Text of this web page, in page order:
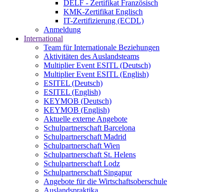
DELF - Zertifikat Französisch
KMK-Zertifikat Englisch
IT-Zertifizierung (ECDL)
Anmeldung
International
Team für Internationale Beziehungen
Aktivitäten des Auslandsteams
Multiplier Event ESITL (Deutsch)
Multiplier Event ESITL (English)
ESITEL (Deutsch)
ESITEL (English)
KEYMOB (Deutsch)
KEYMOB (English)
Aktuelle externe Angebote
Schulpartnerschaft Barcelona
Schulpartnerschaft Madrid
Schulpartnerschaft Wien
Schulpartnerschaft St. Helens
Schulpartnerschaft Lodz
Schulpartnerschaft Singapur
Angebote für die Wirtschaftsoberschule
Auslandspraktika